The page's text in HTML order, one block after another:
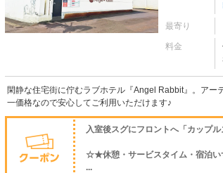
最寄り
料金
閑静な住宅街に佇むラブホテル『Angel Rabbit』。アー
一価格なので安心してご利用いただけます♪
入室後スグにフロントへ「カップ
☆★休憩・サービスタイム・宿泊
...